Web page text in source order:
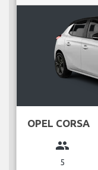
OPEL CORSA
group
5